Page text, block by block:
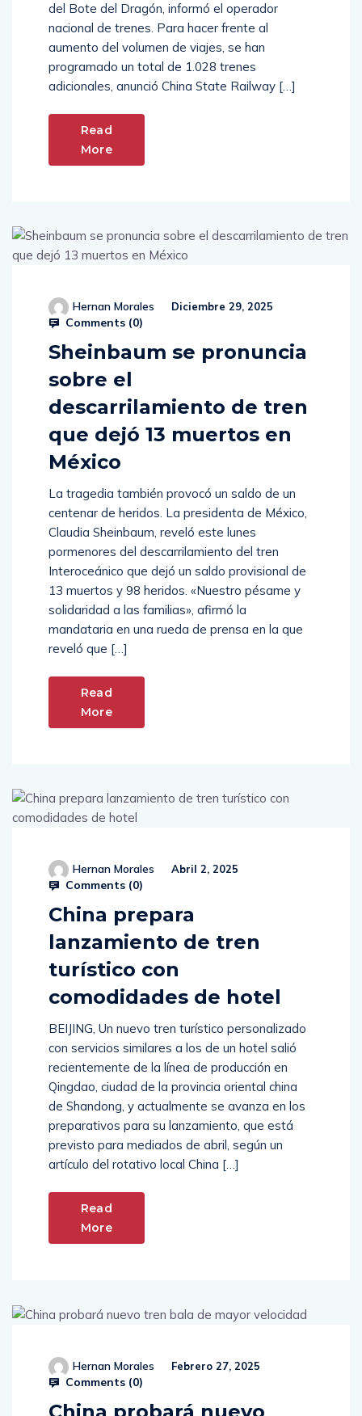
del Bote del Dragón, informó el operador
nacional de trenes. Para hacer frente al
aumento del volumen de viajes, se han
programado un total de 1.028 trenes
adicionales, anunció China State Railway […]
Read
More
Hernan Morales Diciembre 29, 2025
Comments (0)
Sheinbaum se pronuncia
sobre el
descarrilamiento de tren
que dejó 13 muertos en
México
La tragedia también provocó un saldo de un
centenar de heridos. La presidenta de México,
Claudia Sheinbaum, reveló este lunes
pormenores del descarrilamiento del tren
Interoceánico que dejó un saldo provisional de
13 muertos y 98 heridos. «Nuestro pésame y
solidaridad a las familias», afirmó la
mandataria en una rueda de prensa en la que
reveló que […]
Read
More
Hernan Morales Abril 2, 2025
Comments (0)
China prepara
lanzamiento de tren
turístico con
comodidades de hotel
BEIJING, Un nuevo tren turístico personalizado
con servicios similares a los de un hotel salió
recientemente de la línea de producción en
Qingdao, ciudad de la provincia oriental china
de Shandong, y actualmente se avanza en los
preparativos para su lanzamiento, que está
previsto para mediados de abril, según un
artículo del rotativo local China […]
Read
More
Hernan Morales Febrero 27, 2025
Comments (0)